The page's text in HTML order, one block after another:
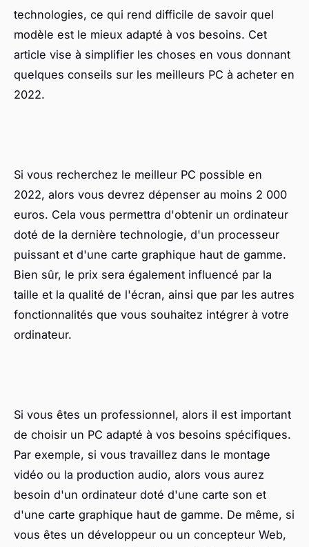
technologies, ce qui rend difficile de savoir quel
modèle est le mieux adapté à vos besoins. Cet
article vise à simplifier les choses en vous donnant
quelques conseils sur les meilleurs PC à acheter en
2022.
Si vous recherchez le meilleur PC possible en
2022, alors vous devrez dépenser au moins 2 000
euros. Cela vous permettra d'obtenir un ordinateur
doté de la dernière technologie, d'un processeur
puissant et d'une carte graphique haut de gamme.
Bien sûr, le prix sera également influencé par la
taille et la qualité de l'écran, ainsi que par les autres
fonctionnalités que vous souhaitez intégrer à votre
ordinateur.
Si vous êtes un professionnel, alors il est important
de choisir un PC adapté à vos besoins spécifiques.
Par exemple, si vous travaillez dans le montage
vidéo ou la production audio, alors vous aurez
besoin d'un ordinateur doté d'une carte son et
d'une carte graphique haut de gamme. De même, si
vous êtes un développeur ou un concepteur Web,